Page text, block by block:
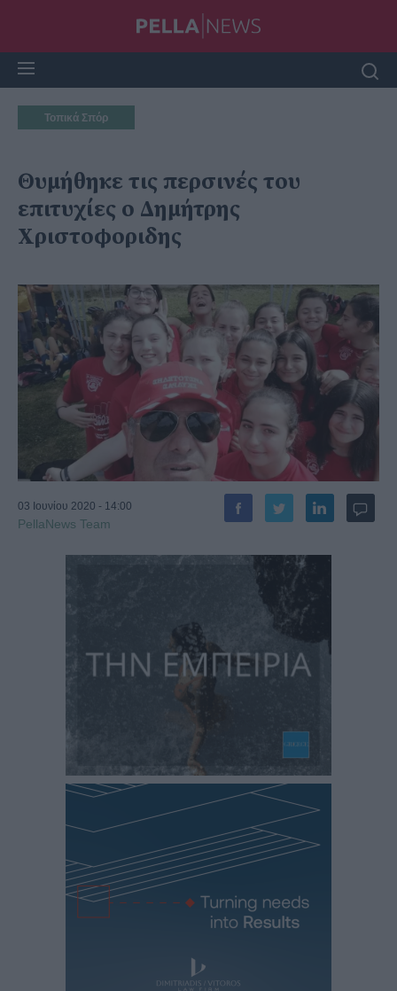
Τοπικά Σπόρ
Θυμήθηκε τις περσινές του
επιτυχίες ο Δημήτρης
Χριστοφοριδης
03 Ιουνίου 2020 - 14:00
PellaNews Team